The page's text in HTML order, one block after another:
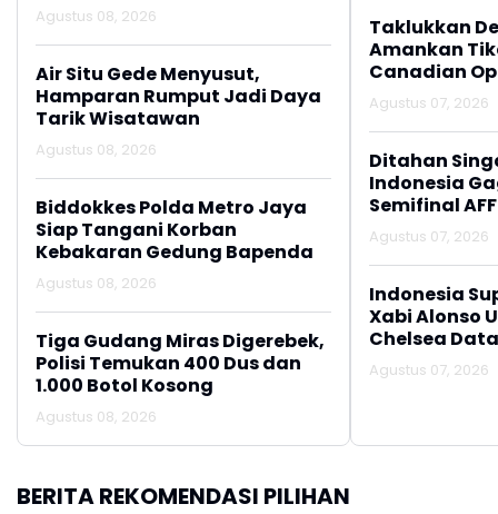
Agustus 08, 2026
Air Situ Gede Menyusut,
Hamparan Rumput Jadi Daya
Tarik Wisatawan
Agustus 08, 2026
Biddokkes Polda Metro Jaya
Siap Tangani Korban
Kebakaran Gedung Bapenda
Agustus 08, 2026
Tiga Gudang Miras Digerebek,
Polisi Temukan 400 Dus dan
1.000 Botol Kosong
Agustus 08, 2026
Taklukkan
Amankan
Canadian
Agustus 07, 2026
Ditahan
Indonesia
Semifinal
Agustus 07, 2026
Indonesia
Xabi Alonso
Chelsea
Agustus 07, 2026
BERITA REKOMENDASI PILIHAN